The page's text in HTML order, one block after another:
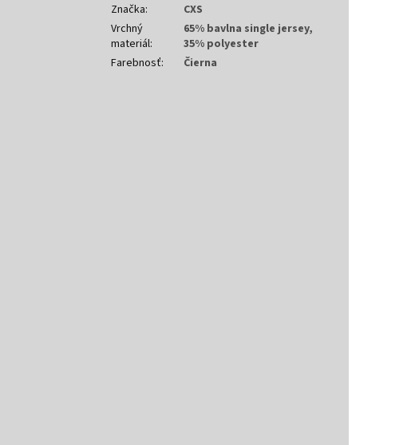
Značka:
CXS
Vrchný
materiál:
65% bavlna single jersey,
35% polyester
Farebnosť: Čierna